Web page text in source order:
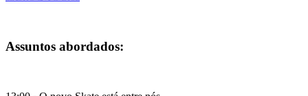
Assuntos abordados: